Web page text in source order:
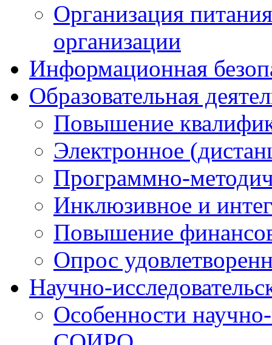
Организация
организации
Информационная
Образовательная
Повышение
Электронное
Программно-
Инклюзивное и
Повышение
Опрос
Научно-
Особенности